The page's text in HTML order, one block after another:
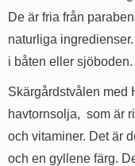
De är fria från
naturliga
i båten eller sjöboden.
Skärgårdstvålen med
havtornsolja, som är
och vitaminer. Det är
och en gyllene färg.